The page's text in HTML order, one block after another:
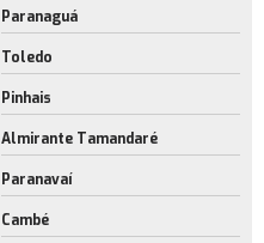
Paranaguá
Toledo
Pinhais
Almirante Tamandaré
Paranavaí
Cambé